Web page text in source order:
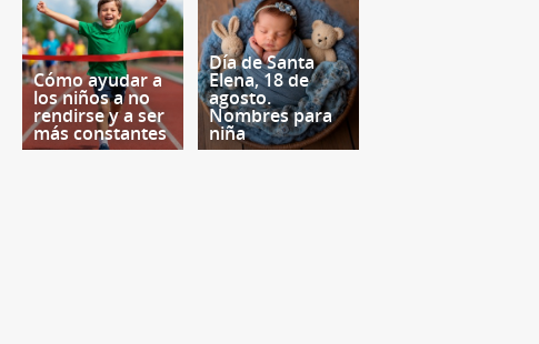
Cómo ayudar a
los niños a no
rendirse y a ser
más constantes
Día de Santa
Elena, 18 de
agosto.
Nombres para
niña